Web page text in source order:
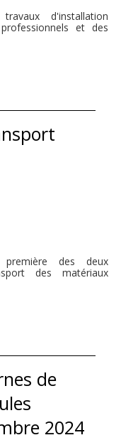
d'installation
et des
des deux
des matériaux
de
2024